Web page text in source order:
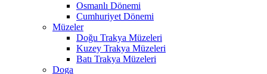
Osmanlı Dönemi
Cumhuriyet Dönemi
Müzeler
Doğu Trakya Müzeleri
Kuzey Trakya Müzeleri
Batı Trakya Müzeleri
Doga